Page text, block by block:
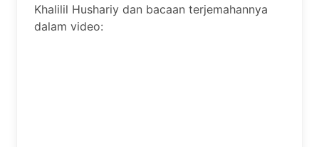
Khalilil Hushariy dan bacaan terjemahannya
dalam video: